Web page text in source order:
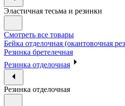
Эластичная тесьма и резинки
Смотреть все товары
Бейка отделочная (окантовочная
Резинка бретелечная
Резинка отделочная
Резинка отделочная